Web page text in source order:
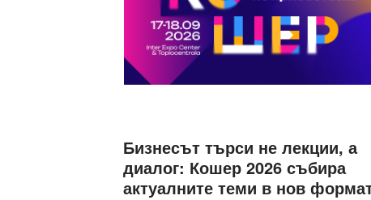
Бизнесът търси не лекции, а
диалог: Кошер 2026 събира
актуалните теми в нов